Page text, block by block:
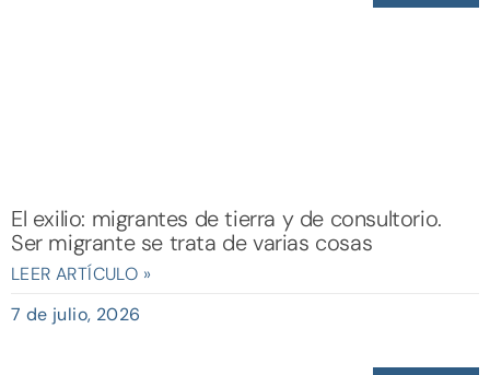
El exilio: migrantes de tierra y de consultorio.
Ser migrante se trata de varias cosas
LEER ARTÍCULO »
7 de julio, 2026